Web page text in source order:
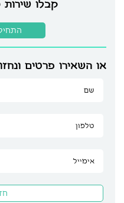
קבלו
או השאירו פרטים